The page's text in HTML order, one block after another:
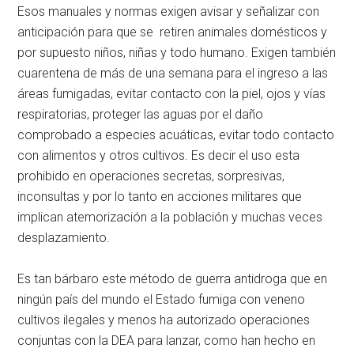
Esos manuales y normas exigen avisar y señalizar con
anticipación para que se retiren animales domésticos y
por supuesto niños, niñas y todo humano. Exigen también
cuarentena de más de una semana para el ingreso a las
áreas fumigadas, evitar contacto con la piel, ojos y vías
respiratorias, proteger las aguas por el daño
comprobado a especies acuáticas, evitar todo contacto
con alimentos y otros cultivos. Es decir el uso esta
prohibido en operaciones secretas, sorpresivas,
inconsultas y por lo tanto en acciones militares que
implican atemorización a la población y muchas veces
desplazamiento.
Es tan bárbaro este método de guerra antidroga que en
ningún país del mundo el Estado fumiga con veneno
cultivos ilegales y menos ha autorizado operaciones
conjuntas con la DEA para lanzar, como han hecho en